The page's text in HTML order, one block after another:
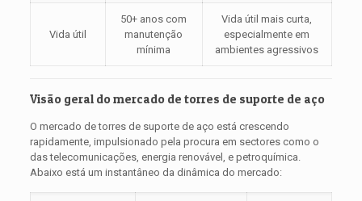
Vida útil
50+ anos com
manutenção
mínima
Vida útil mais curta,
especialmente em
ambientes agressivos
Visão geral do mercado de torres de suporte de aço
O mercado de torres de suporte de aço está crescendo
rapidamente, impulsionado pela procura em sectores como o
das telecomunicações, energia renovável, e petroquímica.
Abaixo está um instantâneo da dinâmica do mercado: